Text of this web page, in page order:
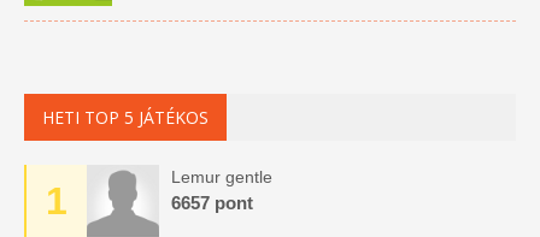
HETI TOP 5 JÁTÉKOS
1
Lemur gentle
6657 pont